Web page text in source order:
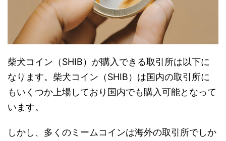
柴犬コイン（SHIB）が購入できる取引所は以下に
なります。柴犬コイン（SHIB）は国内の取引所に
もいくつか上場しており国内でも購入可能となって
います。
しかし、多くのミームコインは海外の取引所でしか